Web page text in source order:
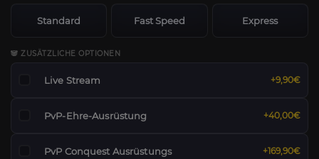
Standard Fast Speed Express
🐼 ZUSÄTZLICHE OPTIONEN
Live Stream +9,90€
PvP-Ehre-Ausrüstung +40,00€
PvP Conquest Ausrüstungs +169,90€